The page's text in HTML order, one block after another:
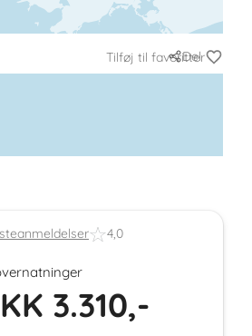
Tilføj til favoritter
Del
4,0
3.310,-